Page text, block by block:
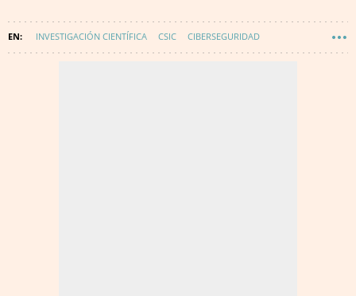
INVESTIGACIÓN CIENTÍFICA CSIC CIBERSEGURIDAD